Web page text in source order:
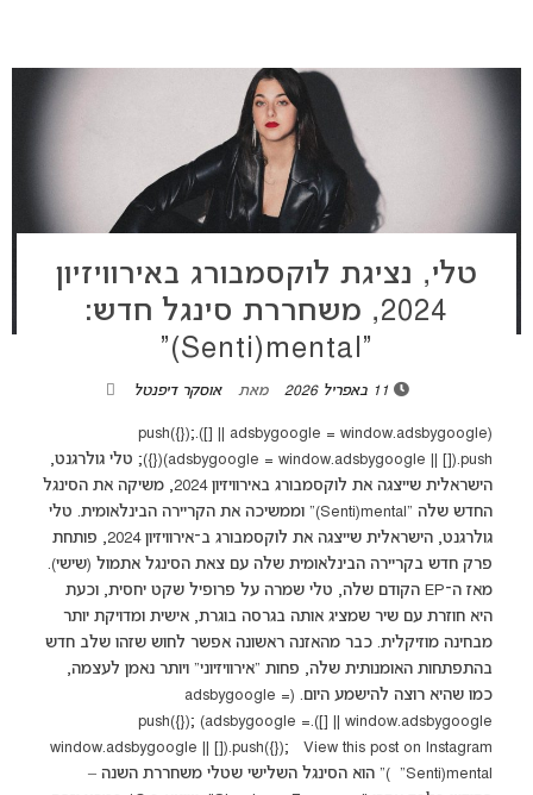
טלי, נציגת לוקסמבורג באירוויזיון
2024, משחררת סינגל חדש:
“Senti)mental)”
מאת אוסקר דיפנטל
(adsbygoogle = window.adsbygoogle || []).push({});
(adsbygoogle = window.adsbygoogle || []).push({}); טלי גולרגנט,
הישראלית שייצגה את לוקסמבורג באירוויזיון 2024, משיקה את הסינגל
החדש שלה “Senti)mental)” וממשיכה את הקריירה הבינלאומית. טלי
גולרגנט, הישראלית שייצגה את לוקסמבורג ב־אירוויזיון 2024, פותחת
פרק חדש בקריירה הבינלאומית שלה עם צאת הסינגל אתמול (שישי).
מאז ה־EP הקודם שלה, טלי שמרה על פרופיל שקט יחסית, וכעת
היא חוזרת עם שיר שמציג אותה בגרסה בוגרת, אישית ומדויקת יותר
מבחינה מוזיקלית. כבר מהאזנה ראשונה אפשר לחוש שזהו שלב חדש
בהתפתחות האומנותית שלה, פחות "אירוויזיוני" ויותר נאמן לעצמה,
כמו שהיא רוצה להישמע היום. (adsbygoogle =
window.adsbygoogle || []).push({}); (adsbygoogle =
window.adsbygoogle || []).push({}); View this post on Instagram
“Senti)mental)” הוא הסינגל השלישי שטלי משחררת השנה –